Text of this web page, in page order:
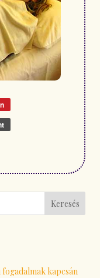
Keresés
kapcsán